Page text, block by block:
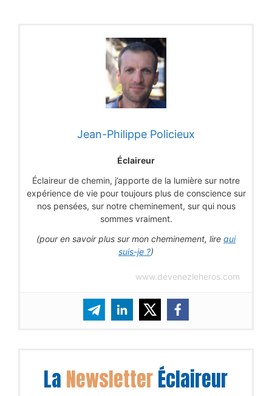
Jean-Philippe Policieux
Éclaireur
Éclaireur de chemin, j’apporte de la lumière sur notre
expérience de vie pour toujours plus de conscience sur
nos pensées, sur notre cheminement, sur qui nous
sommes vraiment.
(pour en savoir plus sur mon cheminement, lire qui
suis-je ?)
www.devenezleheros.com
La NewsletterÉclaireur